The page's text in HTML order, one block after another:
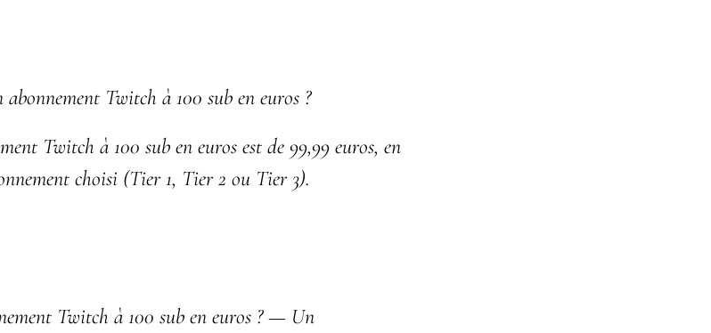
abonnement Twitch à 100 sub en euros ?
Twitch à 100 sub en euros est de 99,99 euros, en
choisi (Tier 1, Tier 2 ou Tier 3).
Twitch à 100 sub en euros ?— Un